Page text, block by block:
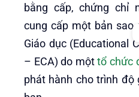
bằng cấp, chứng chỉ
cung cấp một bản sao
Giáo dục (Educational
– ECA) do mộttổ chức
phát hành cho trình độ